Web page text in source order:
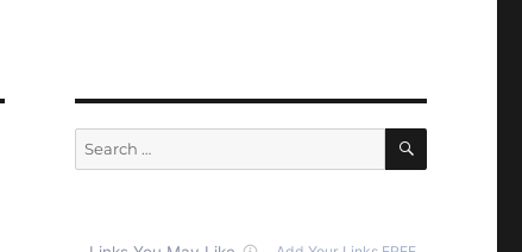
Search
for:
SEARCH